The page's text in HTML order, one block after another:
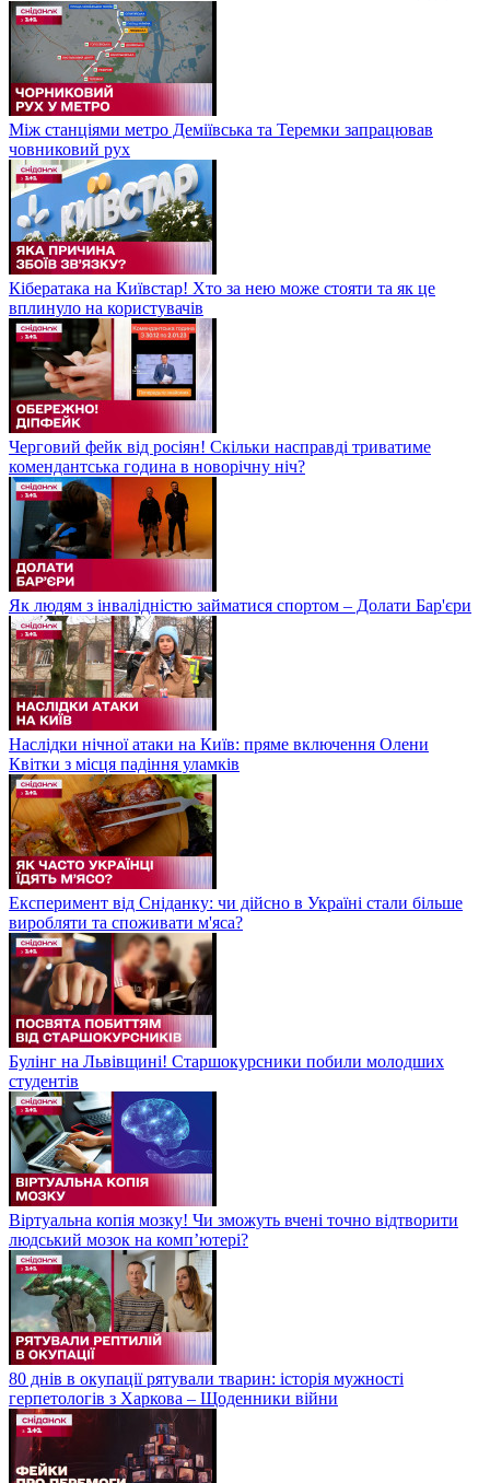
Між станціями метро Деміївська та Теремки запрацював
човниковий рух
Кібератака на Київстар! Хто за нею може стояти та як це
вплинуло на користувачів
Черговий фейк від росіян! Скільки насправді триватиме
комендантська година в новорічну ніч?
Як людям з інвалідністю займатися спортом – Долати Бар'єри
Наслідки нічної атаки на Київ: пряме включення Олени
Квітки з місця падіння уламків
Експеримент від Сніданку: чи дійсно в Україні стали більше
виробляти та споживати м'яса?
Булінг на Львівщині! Старшокурсники побили молодших
студентів
Віртуальна копія мозку! Чи зможуть вчені точно відтворити
людський мозок на компʼютері?
80 днів в окупації рятували тварин: історія мужності
герпетологів з Харкова – Щоденники війни